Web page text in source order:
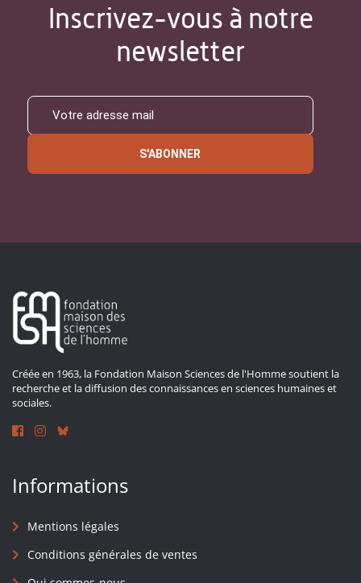
Inscrivez-vous à notre
newsletter
S'ABONNER
Créée en 1963, la Fondation Maison Sciences de l'Homme soutient la
recherche et la diffusion des connaissances en sciences humaines et
sociales.
Informations
Mentions légales
Conditions générales de ventes